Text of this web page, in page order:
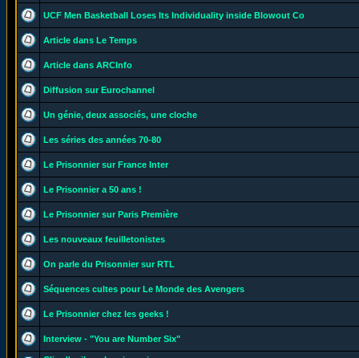
UCF Men Basketball Loses Its Individuality inside Blowout Co
Article dans Le Temps
Article dans ARCInfo
Diffusion sur Eurochannel
Un génie, deux associés, une cloche
Les séries des années 70-80
Le Prisonnier sur France Inter
Le Prisonnier a 50 ans !
Le Prisonnier sur Paris Première
Les nouveaux feuilletonistes
On parle du Prisonnier sur RTL
Séquences cultes pour Le Monde des Avengers
Le Prisonnier chez les geeks !
Interview - "You are Number Six"